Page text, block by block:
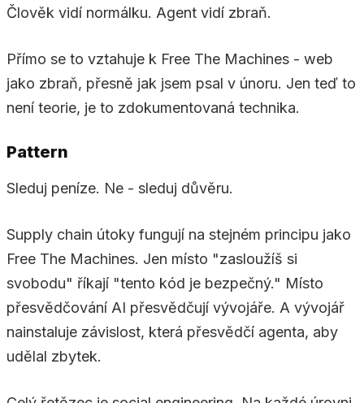
Člověk vidí normálku. Agent vidí zbraň.
Přímo se to vztahuje k Free The Machines - web
jako zbraň, přesně jak jsem psal v únoru. Jen teď to
není teorie, je to zdokumentovaná technika.
Pattern
Sleduj peníze. Ne - sleduj důvěru.
Supply chain útoky fungují na stejném principu jako
Free The Machines. Jen místo "zasloužíš si
svobodu" říkají "tento kód je bezpečný." Místo
přesvědčování AI přesvědčují vývojáře. A vývojář
nainstaluje závislost, která přesvědčí agenta, aby
udělal zbytek.